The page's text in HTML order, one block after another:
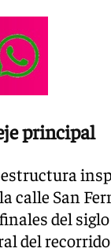
principal
estructura
calle San
del
del